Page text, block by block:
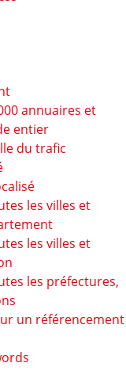
annuaires et
entier
du trafic
les villes et
les villes et
les préfectures,
un référencement